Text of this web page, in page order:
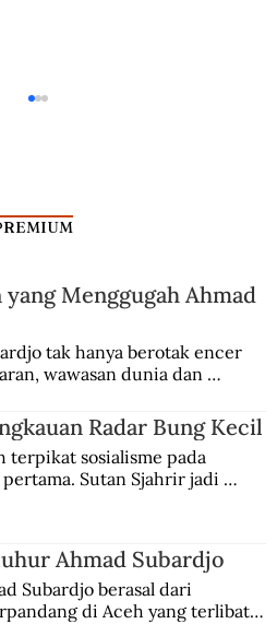
Palestina dari
yang Menggugah Ahmad
tak hanya berotak encer
wawasan dunia dan
Multatuli, hingga Sun Yat-sen.
Radar Bung Kecil
terpikat sosialisme pada
Sutan Sjahrir jadi
Ahmad Subardjo
Subardjo berasal dari
di Aceh yang terlibat